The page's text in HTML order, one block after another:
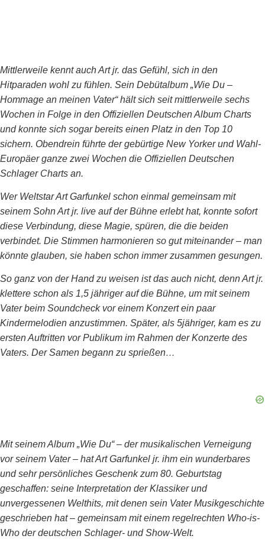
Mittlerweile kennt auch Art jr. das Gefühl, sich in den
Hitparaden wohl zu fühlen. Sein Debütalbum „Wie Du –
Hommage an meinen Vater“ hält sich seit mittlerweile sechs
Wochen in Folge in den Offiziellen Deutschen Album Charts
und konnte sich sogar bereits einen Platz in den Top 10
sichern. Obendrein führte der gebürtige New Yorker und Wahl-
Europäer ganze zwei Wochen die Offiziellen Deutschen
Schlager Charts an.
Wer Weltstar Art Garfunkel schon einmal gemeinsam mit
seinem Sohn Art jr. live auf der Bühne erlebt hat, konnte sofort
diese Verbindung, diese Magie, spüren, die die beiden
verbindet. Die Stimmen harmonieren so gut miteinander – man
könnte glauben, sie haben schon immer zusammen gesungen.
So ganz von der Hand zu weisen ist das auch nicht, denn Art jr.
klettere schon als 1,5 jähriger auf die Bühne, um mit seinem
Vater beim Soundcheck vor einem Konzert ein paar
Kindermelodien anzustimmen. Später, als 5jähriger, kam es zu
ersten Auftritten vor Publikum im Rahmen der Konzerte des
Vaters. Der Samen begann zu sprießen…
Mit seinem Album „Wie Du“ – der musikalischen Verneigung
vor seinem Vater – hat Art Garfunkel jr. ihm ein wunderbares
und sehr persönliches Geschenk zum 80. Geburtstag
geschaffen: seine Interpretation der Klassiker und
unvergessenen Welthits, mit denen sein Vater Musikgeschichte
geschrieben hat – gemeinsam mit einem regelrechten Who-is-
Who der deutschen Schlager- und Show-Welt.